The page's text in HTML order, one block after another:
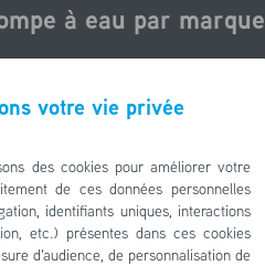
à eau par marque
et trié par marque.
les marques
votre vie privée
des cookies pour améliorer votre
de ces données personnelles
identifiants uniques, interactions
etc.) présentes dans ces cookies
d'audience, de personnalisation de